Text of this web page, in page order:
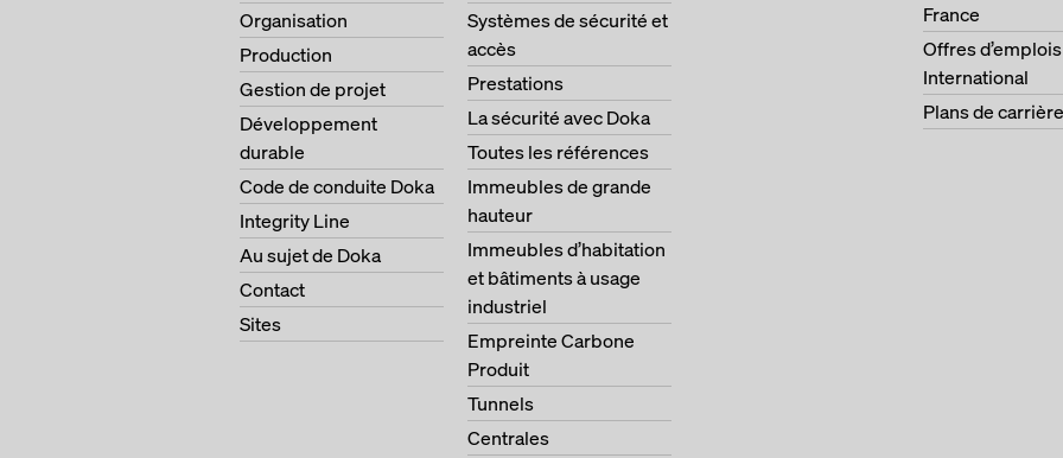
Organisation
Production
Gestion de projet
Développement
durable
Code de conduite Doka
Integrity Line
Au sujet de Doka
Contact
Sites
Systèmes de sécurité et
accès
Prestations
La sécurité avec Doka
Toutes les références
Immeubles de grande
hauteur
Immeubles d’habitation
et bâtiments à usage
industriel
Empreinte Carbone
Produit
Tunnels
Centrales
France
Offres
International
Plans de carrière